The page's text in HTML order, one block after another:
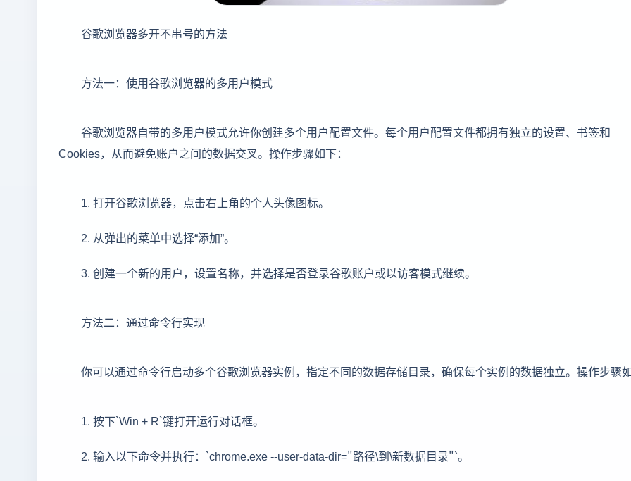
谷歌浏览器多开不串号的方法
方法一：使用谷歌浏览器的多用户模式
谷歌浏览器自带的多用户模式允许你创建多个用户配置文件。每个用户配置文件都拥有独立的设置、书签和
Cookies，从而避免账户之间的数据交叉。操作步骤如下：
1. 打开谷歌浏览器，点击右上角的个人头像图标。
2. 从弹出的菜单中选择“添加”。
3. 创建一个新的用户，设置名称，并选择是否登录谷歌账户或以访客模式继续。
方法二：通过命令行实现
你可以通过命令行启动多个谷歌浏览器实例，指定不同的数据存储目录，确保每个实例的数据独立。操作步骤
1. 按下`Win + R`键打开运行对话框。
2. 输入以下命令并执行：`chrome.exe --user-data-dir="路径\到\新数据目录"`。